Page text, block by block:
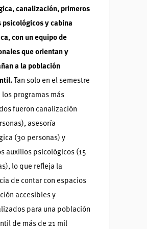
canalización, primeros
psicológicos y cabina
con un equipo de
que orientan y
a la población
Tan solo en el semestre
los programas más
fueron canalización
asesoría
(30 personas) y
auxilios psicológicos (15
lo que refleja la
de contar con espacios
accesibles y
para una población
de más de 21 mil